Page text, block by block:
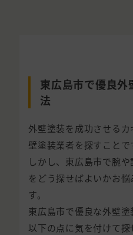
東広島市で優良外
法
外壁塗装を成功させる
壁塗装業者を探すことで
しかし、東広島市で腕
をどう探せばよいかお
す。
東広島市で優良な外壁塗
以下の点に気を付けて